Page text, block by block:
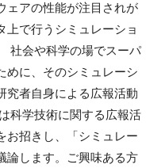
ェアの性能が注目されが
上で行うシミュレーショ
社会や科学の場でスーパ
めに、そのシミュレーシ
究者自身による広報活動
科学技術に関する広報活
お招きし、「シミュレー
論します。ご興味ある方